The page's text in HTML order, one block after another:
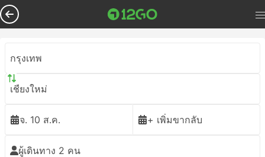
กรุงเทพ
เชียงใหม่
จ. 10 ส.ค. + เพิ่มขากลับ
ผู้เดินทาง 2 คน